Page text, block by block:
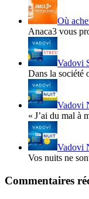
Où
Anaca3 vous
Vadovi
Dans la société
Vadovi
« J’ai du mal à
Vadovi
Vos nuits ne
Commentaires